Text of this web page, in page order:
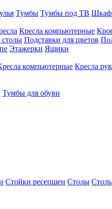
Тумбы Тумбы под ТВ
Кресла компьютерные
столы Подставки для цветов
Этажерки Ящики
компьютерные Кресла
Тумбы для обуви
Стойки ресепшен Столы